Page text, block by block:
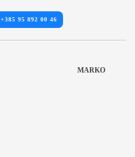
+385 95 892 00 46
MARKO